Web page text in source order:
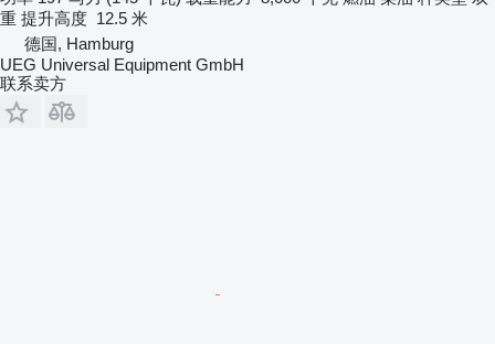
重 提升高度 12.5 米
德国, Hamburg
UEG Universal Equipment GmbH
联系卖方